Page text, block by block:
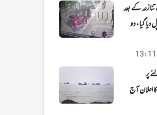
کے بعد
گیا، دو
پر
اعلان آج